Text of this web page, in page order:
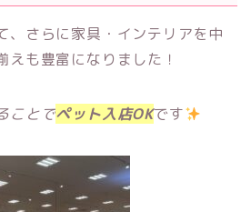
、さらに家具・インテリアを中
も豊富になりました！
ことでペット入店OKです